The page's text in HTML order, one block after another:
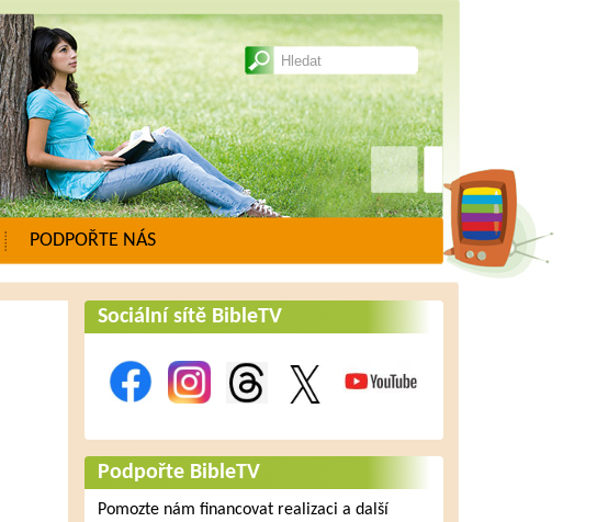
PODPOŘTE NÁS
Sociální sítě BibleTV
Podpořte BibleTV
Pomozte nám financovat realizaci a další